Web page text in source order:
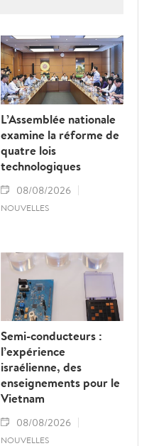
L’Assemblée nationale
examine la réforme de
quatre lois
technologiques
08/08/2026
NOUVELLES
Semi-conducteurs :
l’expérience
israélienne, des
enseignements pour le
Vietnam
08/08/2026
NOUVELLES